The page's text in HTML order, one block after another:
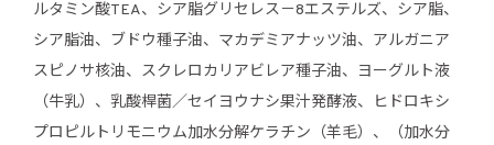
ルタミン酸TEA、シア脂グリセレス－8エステルズ、シア脂、
シア脂油、ブドウ種子油、マカデミアナッツ油、アルガニア
スピノサ核油、スクレロカリアビレア種子油、ヨーグルト液
（牛乳）、乳酸桿菌／セイヨウナシ果汁発酵液、ヒドロキシ
プロピルトリモニウム加水分解ケラチン（羊毛）、（加水分